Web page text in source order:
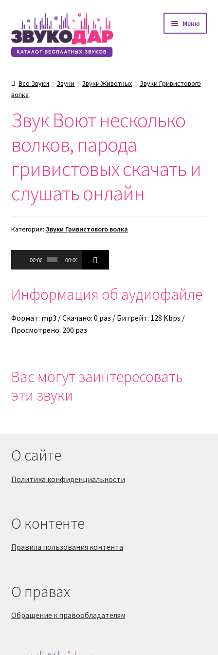
Перейти
к
навигации
Перейти
к
содержимому
Меню
Все Звуки Звуки Звуки Животных
Звуки Гривистового
волка
Звук Воют несколько
волков, парода
гривистовых скачать и
слушать онлайн
Категория: Звуки Гривистового волка
Аудиоплеер
00:00 00:00
Информация об аудиофайле
Формат: mp3 / Скачано: 0 раз / Битрейт: 128 Kbps /
Просмотрено: 200 раз
Вас могут заинтересовать
эти звуки
О сайте
Политика конфиденциальности
О контенте
Правила пользования контента
О правах
Обращение к правообладателям